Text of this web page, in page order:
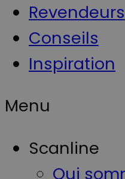
Revendeurs
Conseils
Inspiration
Menu
Scanline
Qui